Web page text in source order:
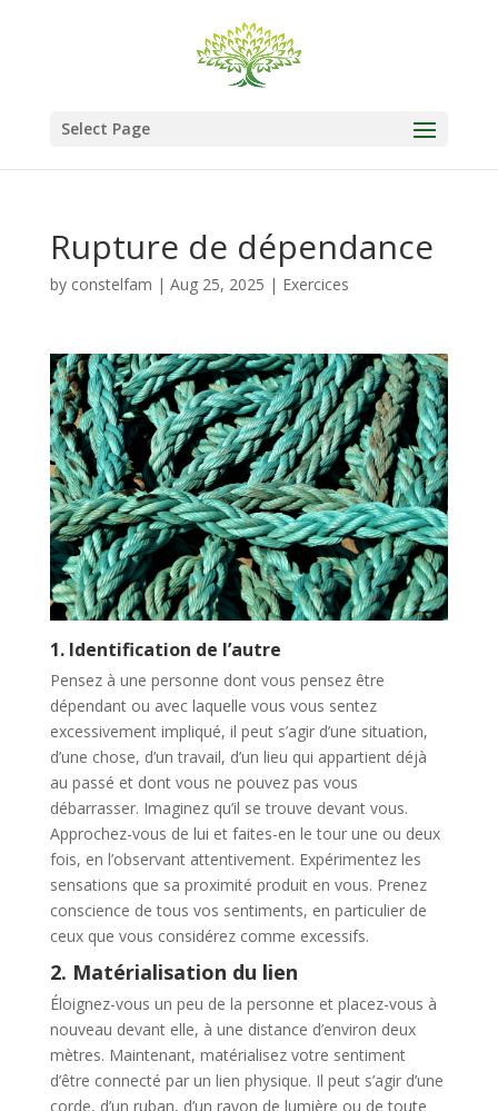
Select Page
Rupture de dépendance
by constelfam | Aug 25, 2025 | Exercices
1. Identification de l’autre
Pensez à une personne dont vous pensez être
dépendant ou avec laquelle vous vous sentez
excessivement impliqué, il peut s’agir d’une situation,
d’une chose, d’un travail, d’un lieu qui appartient déjà
au passé et dont vous ne pouvez pas vous
débarrasser. Imaginez qu’il se trouve devant vous.
Approchez-vous de lui et faites-en le tour une ou deux
fois, en l’observant attentivement. Expérimentez les
sensations que sa proximité produit en vous. Prenez
conscience de tous vos sentiments, en particulier de
ceux que vous considérez comme excessifs.
2. Matérialisation du lien
Éloignez-vous un peu de la personne et placez-vous à
nouveau devant elle, à une distance d’environ deux
mètres. Maintenant, matérialisez votre sentiment
d’être connecté par un lien physique. Il peut s’agir d’une
corde, d’un ruban, d’un rayon de lumière ou de toute